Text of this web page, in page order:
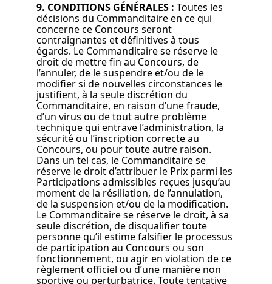
9. CONDITIONS GÉNÉRALES : Toutes les
décisions du Commanditaire en ce qui
concerne ce Concours seront
contraignantes et définitives à tous
égards. Le Commanditaire se réserve le
droit de mettre fin au Concours, de
l’annuler, de le suspendre et/ou de le
modifier si de nouvelles circonstances le
justifient, à la seule discrétion du
Commanditaire, en raison d’une fraude,
d’un virus ou de tout autre problème
technique qui entrave l’administration, la
sécurité ou l’inscription correcte au
Concours, ou pour toute autre raison.
Dans un tel cas, le Commanditaire se
réserve le droit d’attribuer le Prix parmi les
Participations admissibles reçues jusqu’au
moment de la résiliation, de l’annulation,
de la suspension et/ou de la modification.
Le Commanditaire se réserve le droit, à sa
seule discrétion, de disqualifier toute
personne qu’il estime falsifier le processus
de participation au Concours ou son
fonctionnement, ou agir en violation de ce
règlement officiel ou d’une manière non
sportive ou perturbatrice. Toute tentative